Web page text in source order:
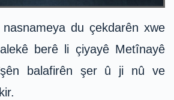
du çekdarên xwe
berê li çiyayê Metînayê
balafirên şer û ji nû ve